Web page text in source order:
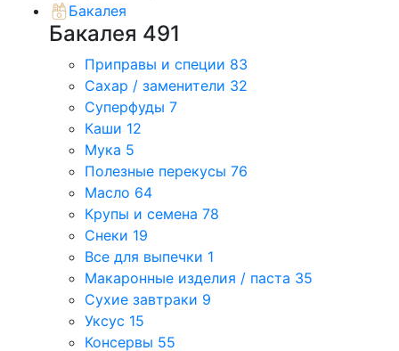
Бакалея
Бакалея 491
Приправы и специи 83
Сахар / заменители 32
Суперфуды 7
Каши 12
Мука 5
Полезные перекусы 76
Масло 64
Крупы и семена 78
Снеки 19
Все для выпечки 1
Макаронные изделия / паста 35
Сухие завтраки 9
Уксус 15
Консервы 55